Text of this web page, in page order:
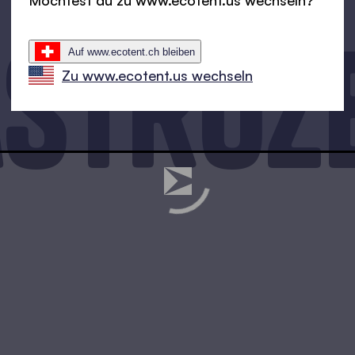
Auf www.ecotent.ch bleiben
Zu www.ecotent.us wechseln